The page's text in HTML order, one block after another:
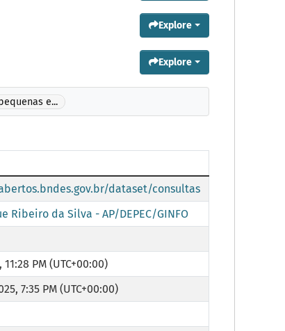
Explore
Explore
e...
dataset/consultas
Ribeiro da Silva - AP/DEPEC/GINFO
PM (UTC+00:00)
7:35 PM (UTC+00:00)